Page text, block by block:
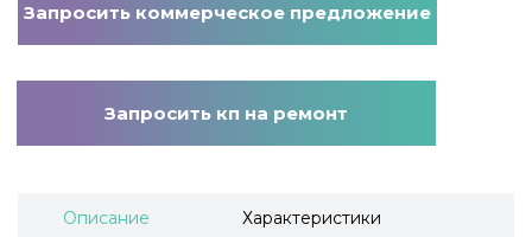
Запросить коммерческое предложение
Запросить кп на ремонт
Описание Характеристики